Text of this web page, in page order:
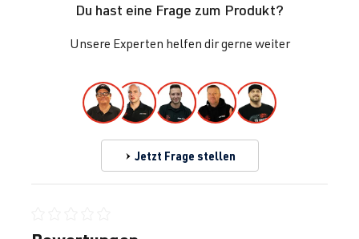
Du hast eine Frage zum Produkt?
Unsere Experten helfen dir gerne weiter
Jetzt Frage stellen